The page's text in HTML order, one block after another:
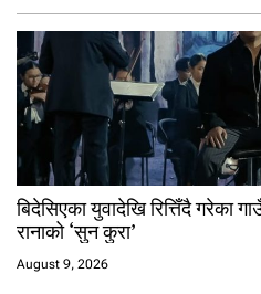
बिदेसिएका युवादेखि रित्तिँदै गरेका
रानाको ‘सुन कुरा’
August 9, 2026